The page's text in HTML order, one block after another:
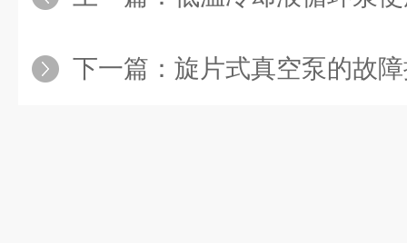
下一篇： 旋片式真空泵的故